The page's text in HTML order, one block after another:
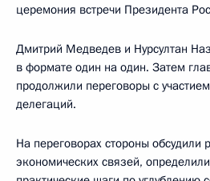
церемония встречи Президента
Дмитрий Медведев и Нурсултан
в формате один на один. Затем
продолжили переговоры с
делегаций.
На переговорах стороны обсудили
экономических связей,